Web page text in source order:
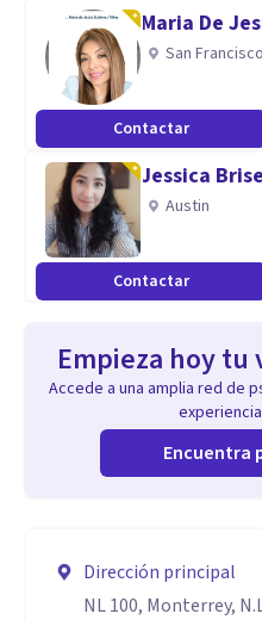
Maria De
San Francisco
Contactar
Jessica
Austin
Contactar
Empieza hoy
Accede a una amplia red de
Encuentra
Dirección principal
NL 100, Monterrey,